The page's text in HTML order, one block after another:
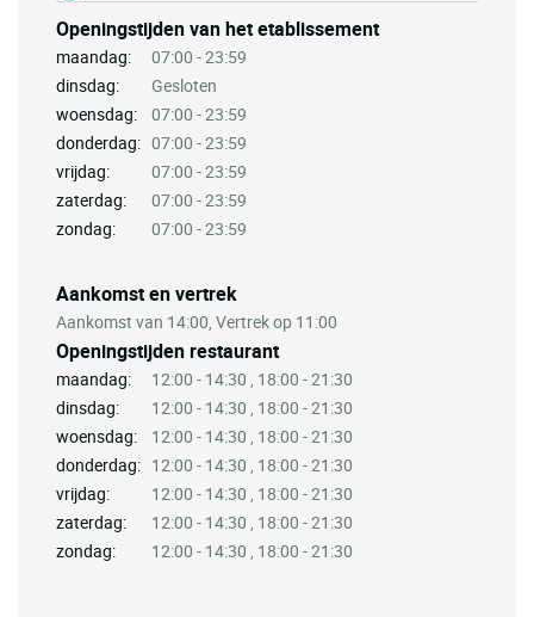
Openingstijden van het etablissement
maandag:
07:00 - 23:59
dinsdag:
Gesloten
woensdag:
07:00 - 23:59
donderdag: 07:00 - 23:59
vrijdag:
07:00 - 23:59
zaterdag:
07:00 - 23:59
zondag:
07:00 - 23:59
Aankomst en vertrek
Aankomst van 14:00, Vertrek op 11:00
Openingstijden restaurant
maandag:
12:00 - 14:30 , 18:00 - 21:30
dinsdag:
12:00 - 14:30 , 18:00 - 21:30
woensdag:
12:00 - 14:30 , 18:00 - 21:30
donderdag: 12:00 - 14:30 , 18:00 - 21:30
vrijdag:
12:00 - 14:30 , 18:00 - 21:30
zaterdag:
12:00 - 14:30 , 18:00 - 21:30
zondag:
12:00 - 14:30 , 18:00 - 21:30